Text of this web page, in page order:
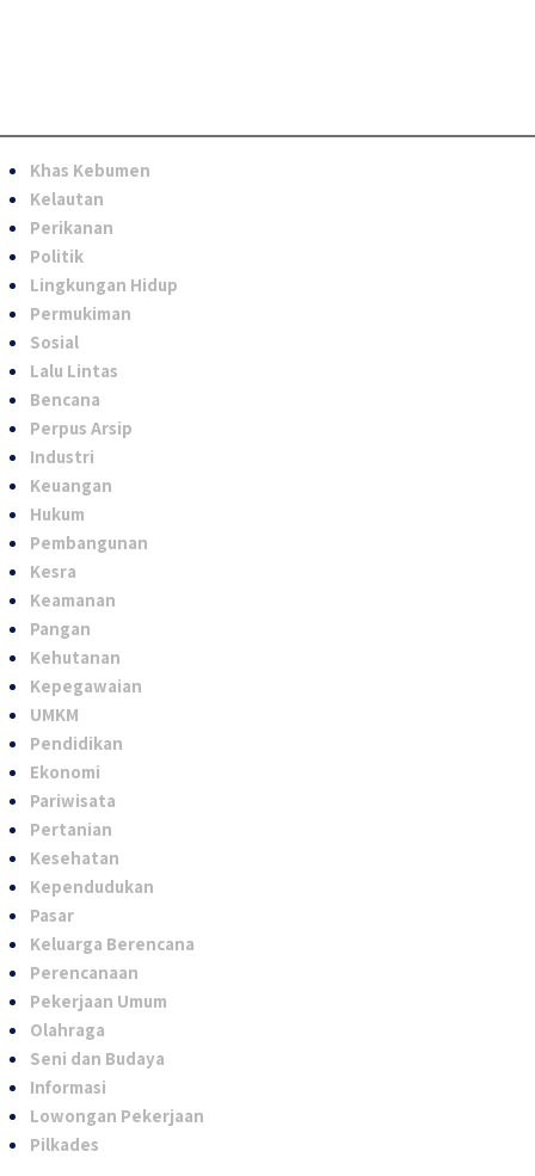
Khas Kebumen
Kelautan
Perikanan
Politik
Lingkungan Hidup
Permukiman
Sosial
Lalu Lintas
Bencana
Perpus Arsip
Industri
Keuangan
Hukum
Pembangunan
Kesra
Keamanan
Pangan
Kehutanan
Kepegawaian
UMKM
Pendidikan
Ekonomi
Pariwisata
Pertanian
Kesehatan
Kependudukan
Pasar
Keluarga Berencana
Perencanaan
Pekerjaan Umum
Olahraga
Seni dan Budaya
Informasi
Lowongan Pekerjaan
Pilkades